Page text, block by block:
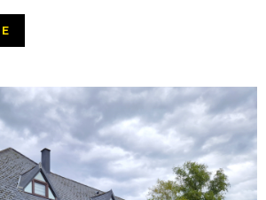
CRITÈRES SUPPLÉMENTAIRES
Piscine
Parking
Terrasse